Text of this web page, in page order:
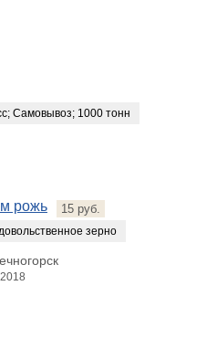
; Самовывоз; 1000 тонн
рожь 15 руб.
зерно